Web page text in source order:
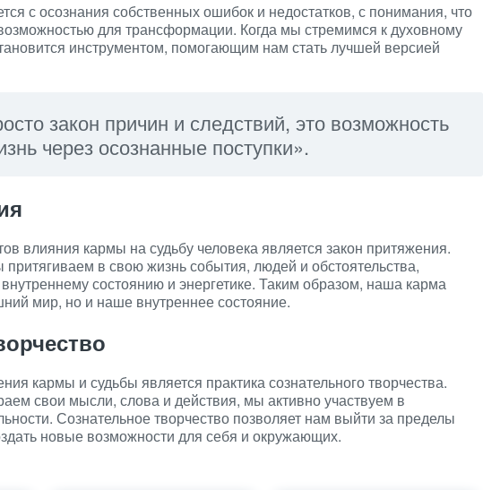
с осознания собственных ошибок и недостатков, с понимания, что
для трансформации. Когда мы стремимся к духовному
инструментом, помогающим нам стать лучшей версией
закон причин и следствий, это возможность
через осознанные поступки».
влияния кармы на судьбу человека является закон притяжения.
в свою жизнь события, людей и обстоятельства,
состоянию и энергетике. Таким образом, наша карма
мир, но и наше внутреннее состояние.
кармы и судьбы является практика сознательного творчества.
свои мысли, слова и действия, мы активно участвуем в
Сознательное творчество позволяет нам выйти за пределы
новые возможности для себя и окружающих.